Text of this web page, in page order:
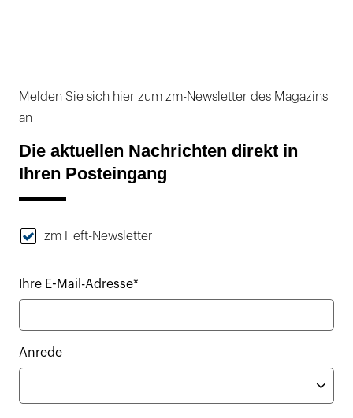
Melden Sie sich hier zum zm-Newsletter des Magazins
an
Die aktuellen Nachrichten direkt in
Ihren Posteingang
zm Heft-Newsletter
Ihre E-Mail-Adresse*
Anrede